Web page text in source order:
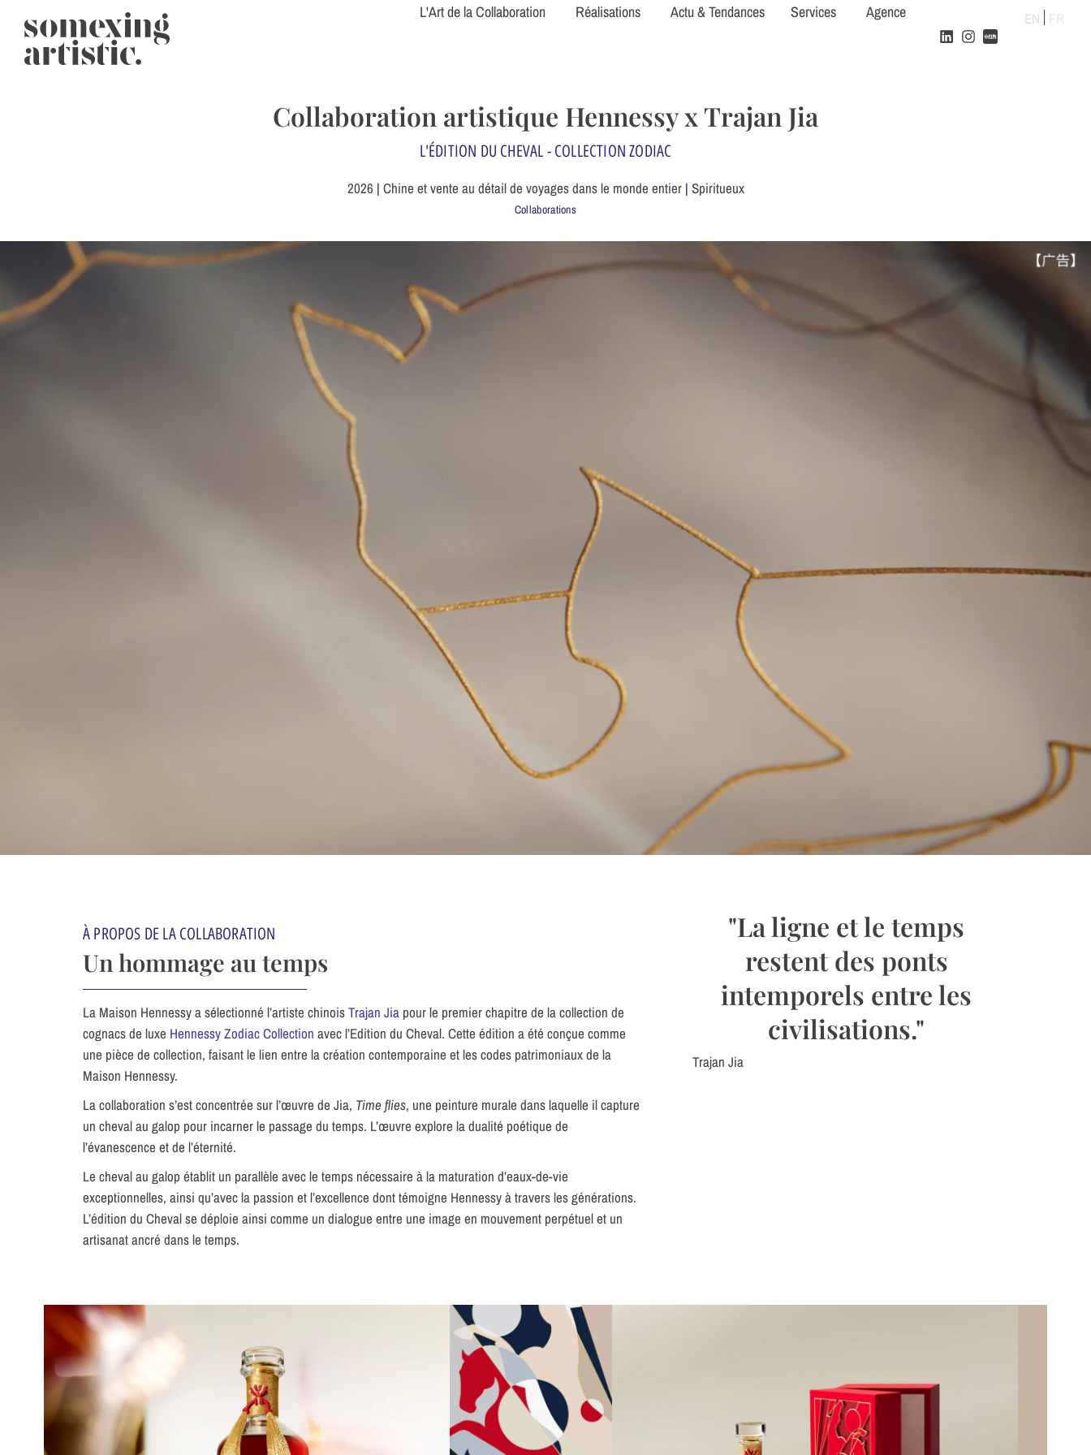
L'Art de la Collaboration Réalisations Actu & Tendances Services Agence EN FR
Collaboration artistique Hennessy x Trajan Jia
L'ÉDITION DU CHEVAL - COLLECTION ZODIAC
2026 | Chine et vente au détail de voyages dans le monde entier | Spiritueux
Collaborations
À PROPOS DE LA COLLABORATION
Un hommage au temps
La Maison Hennessy a sélectionné l’artiste chinoisTrajan Jia pour le premier chapitre de la collection de
cognacs de luxe Hennessy Zodiac Collection avec l’Edition du Cheval. Cette édition a été conçue comme
une pièce de collection, faisant le lien entre la création contemporaine et les codes patrimoniaux de la
Maison Hennessy.
La collaboration s’est concentrée sur l’œuvre de Jia, Time flies, une peinture murale dans laquelle il capture
un cheval au galop pour incarner le passage du temps. L’œuvre explore la dualité poétique de
l’évanescence et de l’éternité.
Le cheval au galop établit un parallèle avec le temps nécessaire à la maturation d’eaux-de-vie
exceptionnelles, ainsi qu’avec la passion et l’excellence dont témoigne Hennessy à travers les générations.
L’édition du Cheval se déploie ainsi comme un dialogue entre une image en mouvement perpétuel et un
artisanat ancré dans le temps.
"La ligne et le temps
restent des ponts
intemporels entre les
civilisations."
Trajan Jia